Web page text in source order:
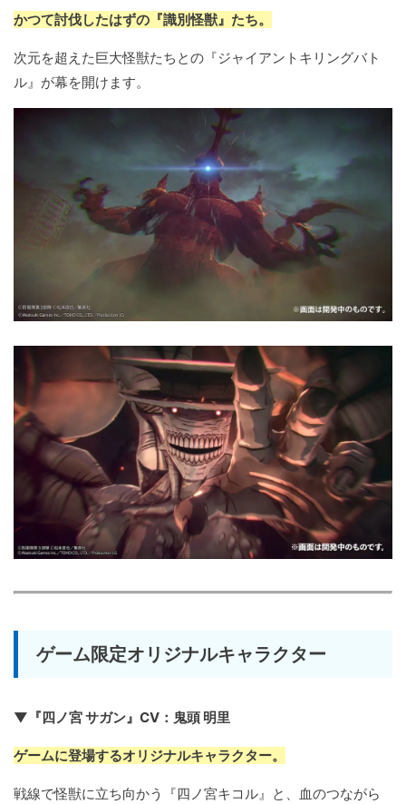
かつて討伐したはずの『識別怪獣』たち。
次元を超えた巨大怪獣たちとの『ジャイアントキリングバト
ル』が幕を開けます。
ゲーム限定オリジナルキャラクター
▼『四ノ宮 サガン』CV：鬼頭 明里
ゲームに登場するオリジナルキャラクター。
戦線で怪獣に立ち向かう『四ノ宮キコル』と、血のつながら